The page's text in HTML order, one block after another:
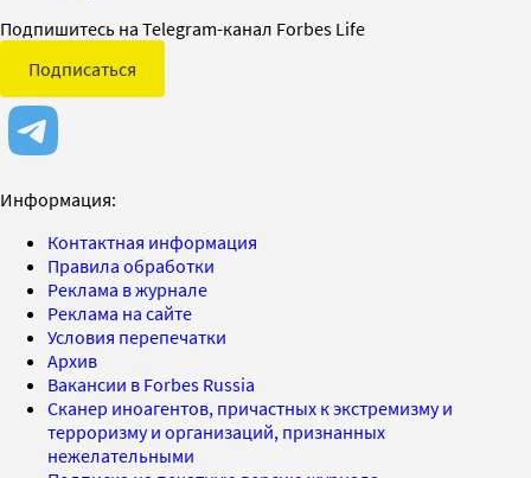
Подпишитесь на Telegram-канал Forbes Life
Подписаться
Информация:
Контактная информация
Правила обработки
Реклама в журнале
Реклама на сайте
Условия перепечатки
Архив
Вакансии в Forbes Russia
Сканер иноагентов, причастных к экстремизму и
терроризму и организаций, признанных
нежелательными